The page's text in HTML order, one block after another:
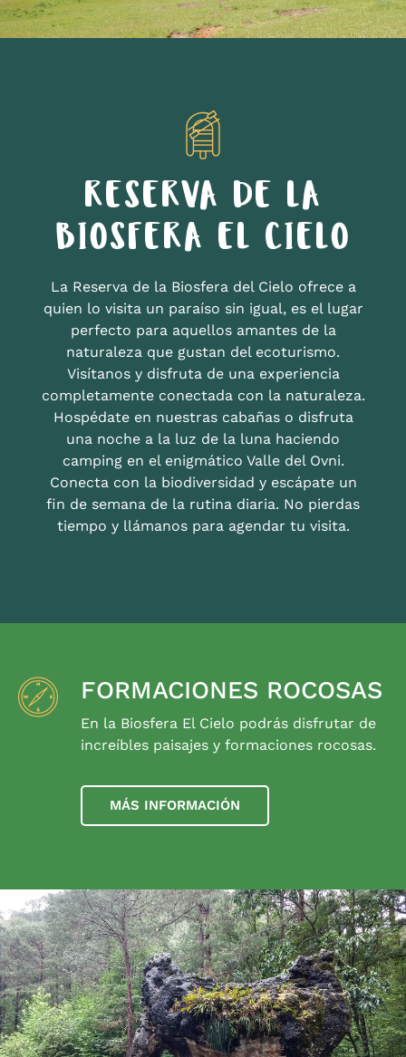
RESERVA DE LA
BIOSFERA EL CIELO
La Reserva de la Biosfera del Cielo ofrece a
quien lo visita un paraíso sin igual, es el lugar
perfecto para aquellos amantes de la
naturaleza que gustan del ecoturismo.
Visítanos y disfruta de una experiencia
completamente conectada con la naturaleza.
Hospédate en nuestras cabañas o disfruta
una noche a la luz de la luna haciendo
camping en el enigmático Valle del Ovni.
Conecta con la biodiversidad y escápate un
fin de semana de la rutina diaria. No pierdas
tiempo y llámanos para agendar tu visita.
FORMACIONES ROCOSAS
En la Biosfera El Cielo podrás disfrutar de
increíbles paisajes y formaciones rocosas.
MÁS INFORMACIÓN